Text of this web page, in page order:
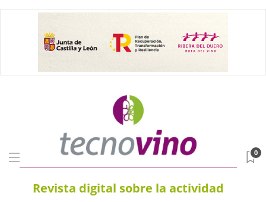
Revista digital sobre la actividad
0